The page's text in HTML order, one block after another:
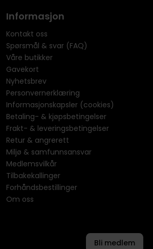
Informasjon
Kontakt oss
Spørsmål & svar (FAQ)
Våre butikker
Gavekort
Nyhetsbrev
Personvernerklæring
Informasjonskapsler (cookies)
Betaling- & kjøpsbetingelser
Frakt- & leveringsbetingelser
Retur & angrerett
Miljø & samfunnsansvar
Medlemsvilkår
Tilbakekallinger
Forhåndsbestillinger
Om oss
Bli medlem